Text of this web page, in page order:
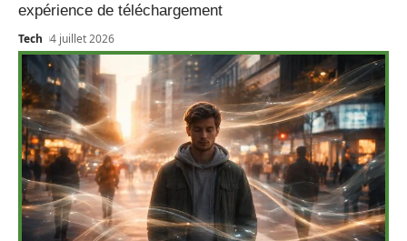
expérience de téléchargement
Tech 4 juillet 2026